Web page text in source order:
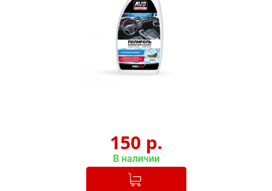
150 р.
В наличии
Добавлено в корзину